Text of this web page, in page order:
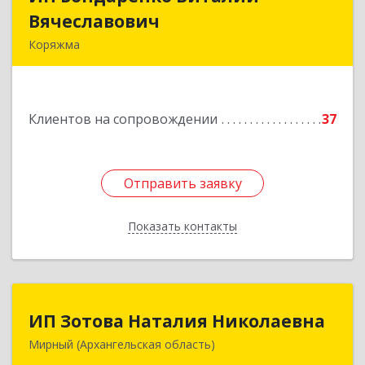
Вячеславович
Коряжма
Клиентов на сопровождении 37
Отправить заявку
Показать контакты
Подробнее
Отправить заявку
Назад
ИП Зотова Наталия Николаевна
Мирный (Архангельская область)
164170, г.Мирный, Архангельской обл.,